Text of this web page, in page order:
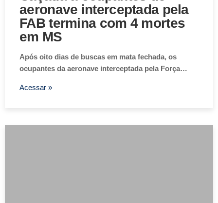
aeronave interceptada pela
FAB termina com 4 mortes
em MS
Após oito dias de buscas em mata fechada, os
ocupantes da aeronave interceptada pela Força…
Acessar »